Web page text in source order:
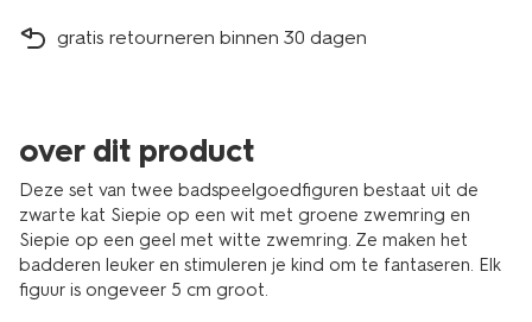
gratis retourneren binnen 30 dagen
over dit product
Deze set van twee badspeelgoedfiguren bestaat uit de
zwarte kat Siepie op een wit met groene zwemring en
Siepie op een geel met witte zwemring. Ze maken het
badderen leuker en stimuleren je kind om te fantaseren. Elk
figuur is ongeveer 5 cm groot.